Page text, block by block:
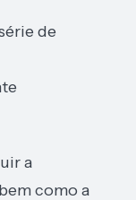
de
a
como a